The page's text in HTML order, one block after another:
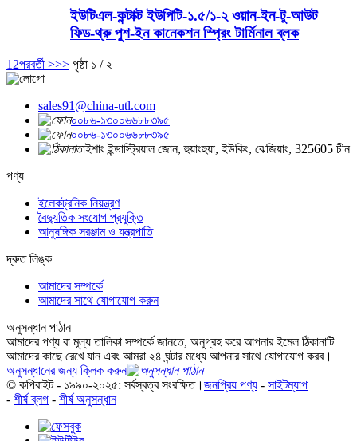
ইউটিএল-কন্টাক্ট ইউপিটি-১.৫/১-২ ওয়ান-ইন-টু-আউট
ফিড-থ্রু পুশ-ইন কানেকশন স্প্রিং টার্মিনাল ব্লক
1 2পরবর্তী >>> পৃষ্ঠা ১ / ২
sales91@china-utl.com
০০৮৬-১৩০০৬৬৮৮৩৯৫
০০৮৬-১৩০০৬৬৮৮৩৯৫
তাইশাং ইন্ডাস্ট্রিয়াল জোন, হুয়াংহুয়া, ইউকিং, ঝেজিয়াং, 325605 চীন
পণ্য
ইলেকট্রনিক নিয়ন্ত্রণ
বৈদ্যুতিক সংযোগ প্রযুক্তি
আনুষঙ্গিক সরঞ্জাম ও যন্ত্রপাতি
দ্রুত লিঙ্ক
আমাদের সম্পর্কে
আমাদের সাথে যোগাযোগ করুন
অনুসন্ধান পাঠান
আমাদের পণ্য বা মূল্য তালিকা সম্পর্কে জানতে, অনুগ্রহ করে আপনার ইমেল ঠিকানাটি
আমাদের কাছে রেখে যান এবং আমরা ২৪ ঘন্টার মধ্যে আপনার সাথে যোগাযোগ করব।
অনুসন্ধানের জন্য ক্লিক করুন
© কপিরাইট - ১৯৯০-২০২৫: সর্বস্বত্ব সংরক্ষিত। জনপ্রিয় পণ্য - সাইটম্যাপ
- শীর্ষ ব্লগ - শীর্ষ অনুসন্ধান